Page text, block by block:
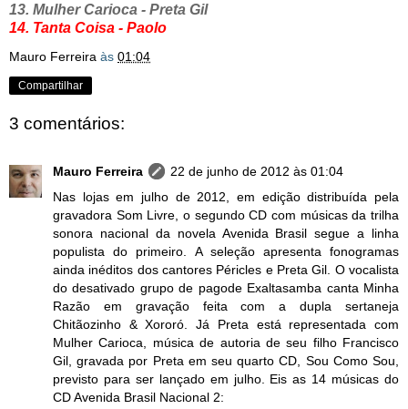
13. Mulher Carioca - Preta Gil
14. Tanta Coisa - Paolo
Mauro Ferreira às 01:04
Compartilhar
3 comentários:
Mauro Ferreira
22 de junho de 2012 às 01:04
Nas lojas em julho de 2012, em edição distribuída pela
gravadora Som Livre, o segundo CD com músicas da trilha
sonora nacional da novela Avenida Brasil segue a linha
populista do primeiro. A seleção apresenta fonogramas
ainda inéditos dos cantores Péricles e Preta Gil. O vocalista
do desativado grupo de pagode Exaltasamba canta Minha
Razão em gravação feita com a dupla sertaneja
Chitãozinho & Xororó. Já Preta está representada com
Mulher Carioca, música de autoria de seu filho Francisco
Gil, gravada por Preta em seu quarto CD, Sou Como Sou,
previsto para ser lançado em julho. Eis as 14 músicas do
CD Avenida Brasil Nacional 2: